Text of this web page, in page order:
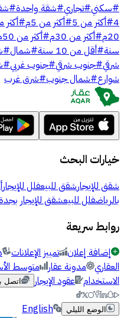
#سكني#تجاري#شقة واحدة#
4
#أكثر من 5 #أكثر من 5م #أكثر
20م #أكثر من 30م #أكثر من 50م
سنة#أقل من 10 سنة #شمال#
شرقي#جنوب شرقي#جنوب غربي#
شوارع#شمال جنوب#شرق غرب
خيارات البحث
شقق للإيجارشقق للبيعفلل للإيجار
بالرياضفلل للبيعشقق للإيجار
روابط سريعة
إضافة إعلان تمييز الإعلانات
العقاري مدونة عقار متوسط
الاستخدام عقود الإيجار اتصل
الوضع الليلي English